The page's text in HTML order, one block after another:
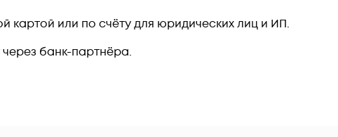
картой или по счёту для юридических лиц и ИП.
банк-партнёра.